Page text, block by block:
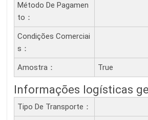
Método De Pagamen
To：
Condições Comerciai
S：
Amostra： True
Informações logísticas
Tipo De Transporte：